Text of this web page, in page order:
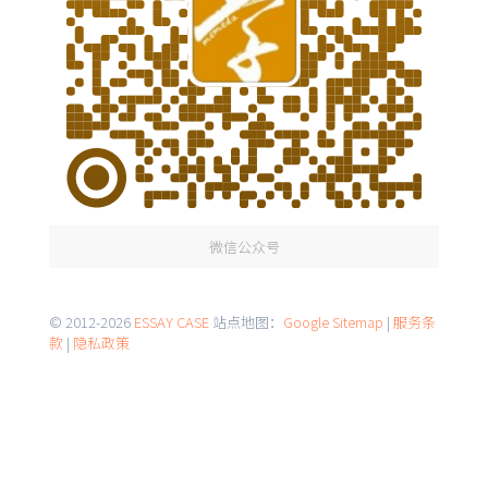
微信公众号
© 2012-2026 ESSAY CASE 站点地图： Google Sitemap | 服务条
款 | 隐私政策